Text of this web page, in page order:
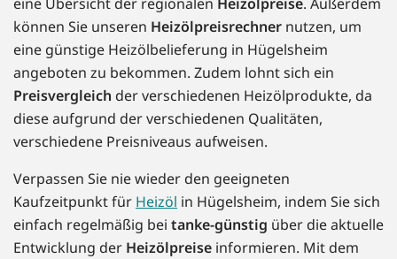
können Sie unseren Heizölpreisrechner nutzen, um
eine günstige Heizölbelieferung in Hügelsheim
angeboten zu bekommen. Zudem lohnt sich ein
Preisvergleich der verschiedenen Heizölprodukte, da
diese aufgrund der verschiedenen Qualitäten,
verschiedene Preisniveaus aufweisen.
Verpassen Sie nie wieder den geeigneten
Kaufzeitpunkt für Heizöl in Hügelsheim, indem Sie sich
einfach regelmäßig bei tanke-günstig über die aktuelle
Entwicklung der Heizölpreise informieren. Mit dem